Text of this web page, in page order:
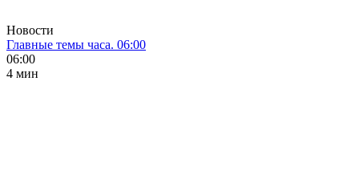
Новости
Главные темы часа. 06:00
06:00
4 мин